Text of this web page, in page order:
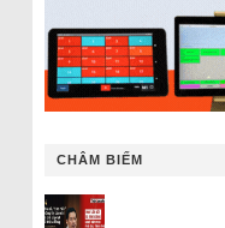
CHÂM BIẾM